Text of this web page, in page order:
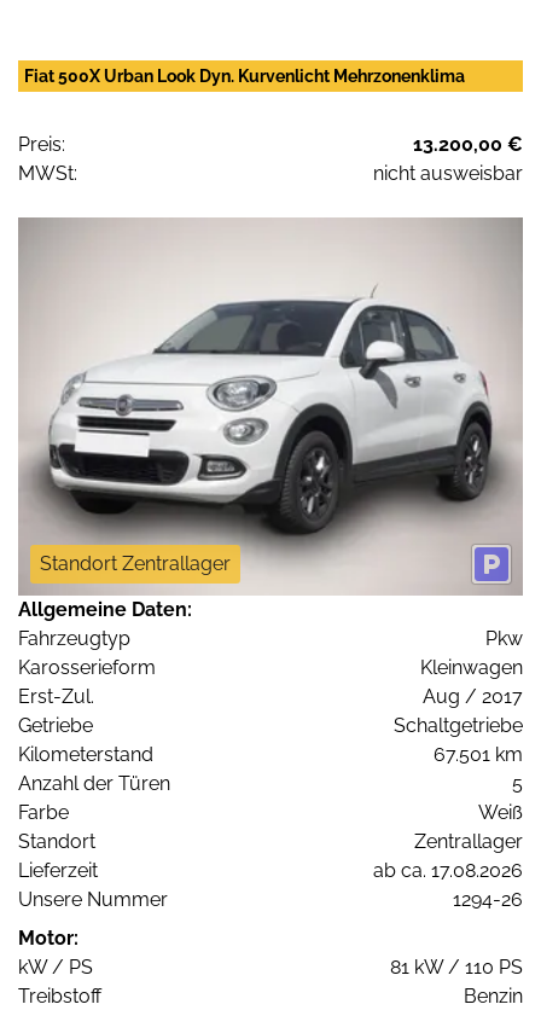
Fiat 500X Urban Look Dyn. Kurvenlicht Mehrzonenklima
Preis:
13.200,00 €
MWSt:
nicht ausweisbar
Standort Zentrallager
Allgemeine Daten:
Fahrzeugtyp
Pkw
Karosserieform
Kleinwagen
Erst-Zul.
Aug / 2017
Getriebe
Schaltgetriebe
Kilometerstand
67.501 km
Anzahl der Türen
5
Farbe
Weiß
Standort
Zentrallager
Lieferzeit
ab ca. 17.08.2026
Unsere Nummer
1294-26
Motor:
kW / PS
81 kW / 110 PS
Treibstoff
Benzin